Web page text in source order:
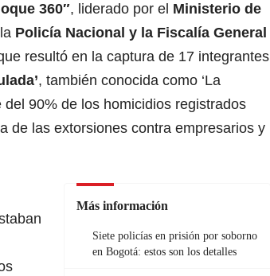
360″, liderado por el Ministerio de
Policía Nacional y la Fiscalía General
resultó en la captura de 17 integrantes
, también conocida como ‘La
90% de los homicidios registrados
de las extorsiones contra empresarios y
Más información
Siete policías en prisión por soborno
en Bogotá: estos son los detalles